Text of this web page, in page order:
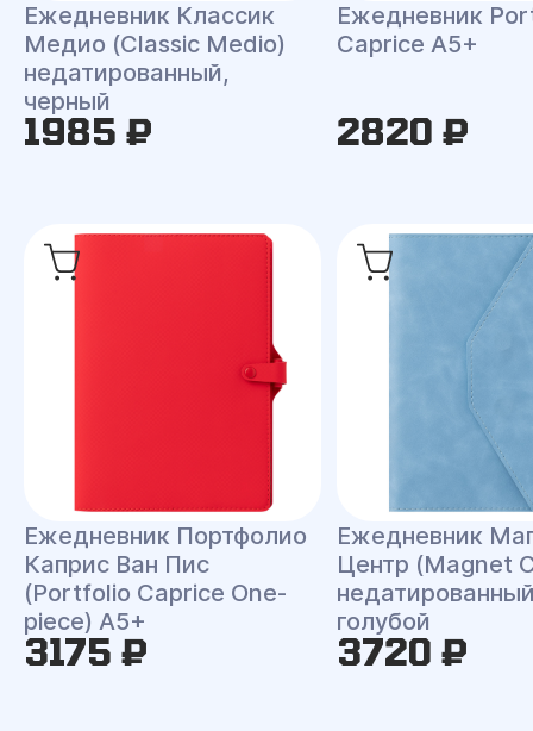
Ежедневник Классик
Медио (Classic Medio)
недатированный,
черный
1985 ₽
Ежедневник
Caprice A5+
2820 ₽
Ежедневник Портфолио
Каприс Ван Пис
(Portfolio Caprice One-
piece) A5+
3175 ₽
Ежедневник
Центр (Magnet
голубой
3720 ₽